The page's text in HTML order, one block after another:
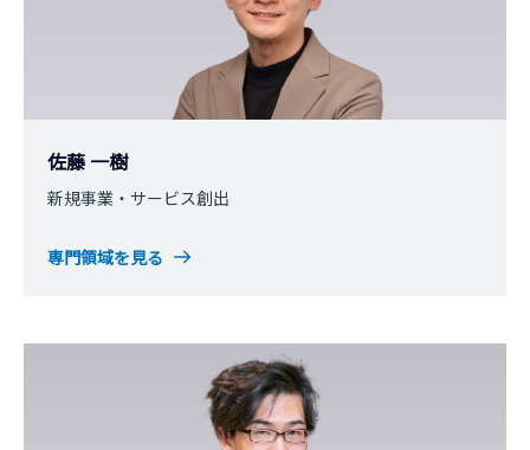
佐藤 一樹
新規事業・サービス創出
専門領域を見る